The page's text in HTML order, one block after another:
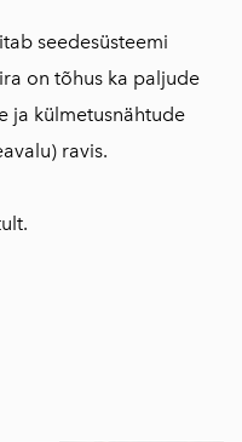
seedesüsteemi
on tõhus ka paljude
ja külmetusnähtude
ravis.